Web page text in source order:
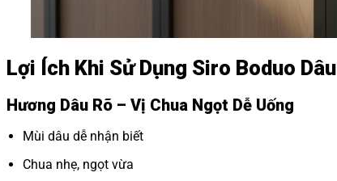
Lợi Ích Khi Sử Dụng Siro Boduo Dâu
Hương Dâu Rõ – Vị Chua Ngọt Dễ Uống
Mùi dâu dễ nhận biết
Chua nhẹ, ngọt vừa